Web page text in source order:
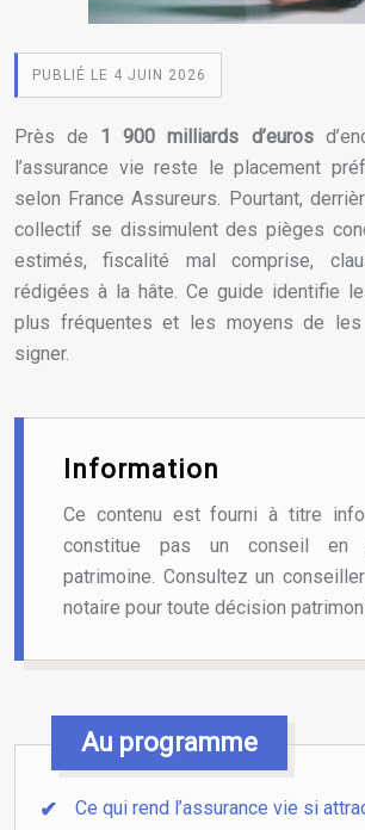
PUBLIÉ LE 4 JUIN 2026
Près de 1 900 milliards d’euros
l’assurance vie reste le placement
selon France Assureurs. Pourtant,
collectif se dissimulent des pièges
estimés, fiscalité mal comprise,
rédigées à la hâte. Ce guide identifie
plus fréquentes et les moyens de les
signer.
Information
Ce contenu est fourni à titre
constitue pas un conseil en
patrimoine. Consultez un
notaire pour toute décision
Au programme
Ce qui rend l’assurance vie si